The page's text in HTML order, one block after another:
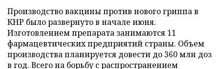
Производство вакцины против нового гриппа в
КНР было развернуто в начале июня.
Изготовлением препарата занимаются 11
фармацевтических предприятий страны. Объем
производства планируется довести до 360 млн доз
в год. Всего на борьбу с распространением